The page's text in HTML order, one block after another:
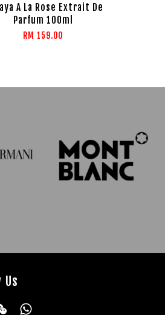
A La Rose Extrait De
Parfum 100ml
RM 159.00
Us
Wechat